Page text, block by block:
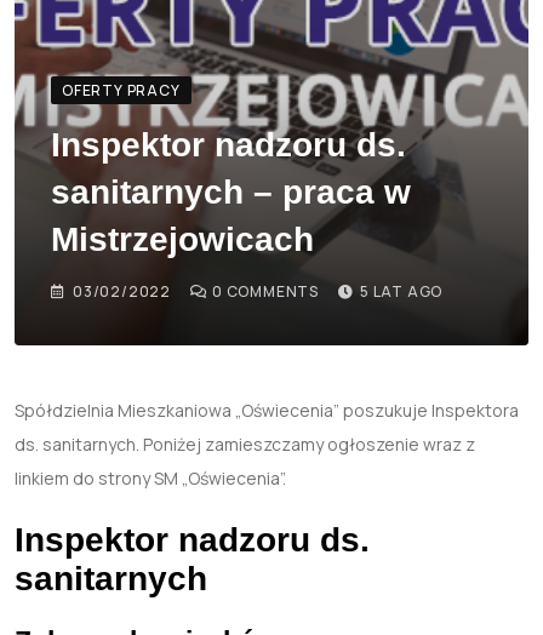
OFERTY PRACY
Inspektor nadzoru ds.
sanitarnych – praca w
Mistrzejowicach
03/02/2022 0 COMMENTS 5 LAT AGO
Spółdzielnia Mieszkaniowa „Oświecenia” poszukuje Inspektora
ds. sanitarnych. Poniżej zamieszczamy ogłoszenie wraz z
linkiem do strony SM „Oświecenia”.
Inspektor nadzoru ds.
sanitarnych